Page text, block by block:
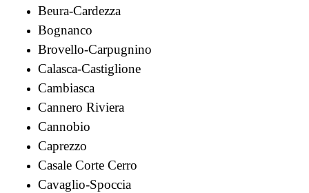
Beura-Cardezza
Bognanco
Brovello-Carpugnino
Calasca-Castiglione
Cambiasca
Cannero Riviera
Cannobio
Caprezzo
Casale Corte Cerro
Cavaglio-Spoccia